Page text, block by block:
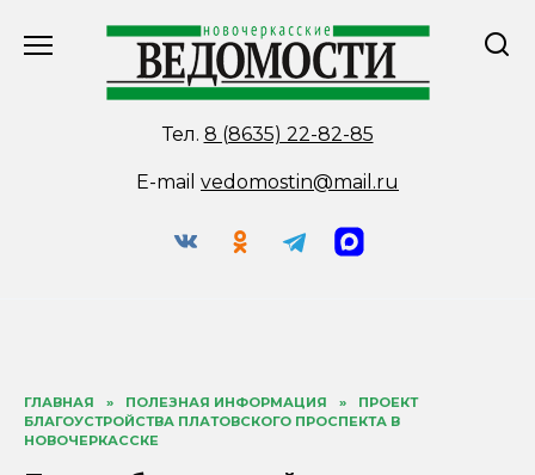
Тел. 8 (8635) 22-82-85
E-mail vedomostin@mail.ru
ГЛАВНАЯ » ПОЛЕЗНАЯ ИНФОРМАЦИЯ »
ПРОЕКТ
БЛАГОУСТРОЙСТВА ПЛАТОВСКОГО ПРОСПЕКТА В
НОВОЧЕРКАССКЕ